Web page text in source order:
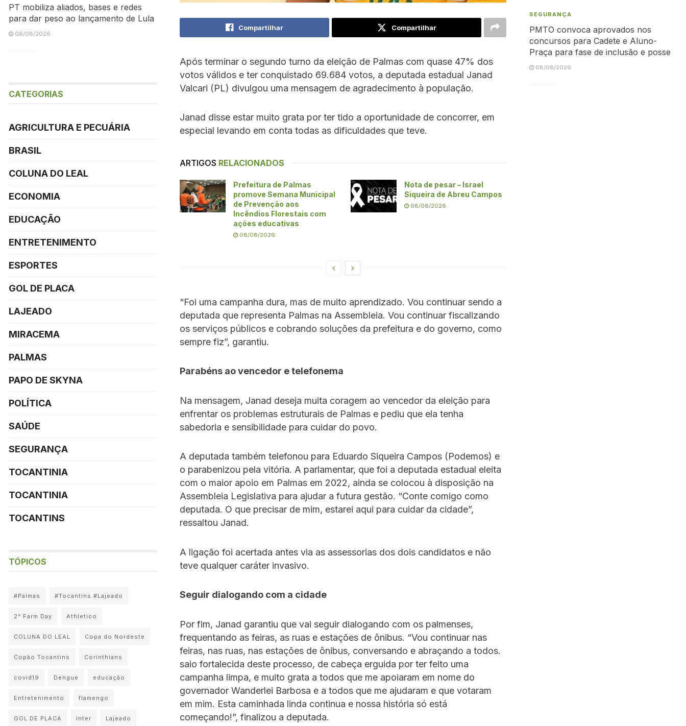
Compartilhar Compartilhar
Após terminar o segundo turno da eleição de Palmas com quase 47% dos
votos válidos e ter conquistado 69.684 votos, a deputada estadual Janad
Valcari (PL) divulgou uma mensagem de agradecimento à população.
Janad disse estar muito grata por ter tido a oportunidade de concorrer, em
especial levando em conta todas as dificuldades que teve.
ARTIGOS RELACIONADOS
Prefeitura de Palmas
promove Semana Municipal
de Prevenção aos
Incêndios Florestais com
ações educativas
08/08/2026
Nota de pesar – Israel
Siqueira de Abreu Campos
08/08/2026
“Foi uma campanha dura, mas de muito aprendizado. Vou continuar sendo a
deputada que representa Palmas na Assembleia. Vou continuar fiscalizando
os serviços públicos e cobrando soluções da prefeitura e do governo, como
sempre fiz”, garantiu.
Parabéns ao vencedor e telefonema
Na mensagem, Janad deseja muita coragem ao vencedor da eleição para
enfrentar os problemas estruturais de Palmas e pediu que ela tenha
sabedoria e sensibilidade para cuidar do povo.
A deputada também telefonou para Eduardo Siqueira Campos (Podemos) e
o parabenizou pela vitória. A parlamentar, que foi a deputada estadual eleita
com o maior apoio em Palmas em 2022, ainda se colocou à disposição na
Assembleia Legislativa para ajudar a futura gestão. “Conte comigo como
deputada. O que precisar de mim, estarei aqui para cuidar da cidade”,
ressaltou Janad.
A ligação foi acertada antes via as assessorias dos dois candidatos e não
teve qualquer caráter invasivo.
Seguir dialogando com a cidade
Por fim, Janad garantiu que vai seguir dialogando com os palmenses,
frequentando as feiras, as ruas e estações de ônibus. “Vou continuar nas
feiras, nas ruas, nas estações de ônibus, conversando e abraçando a todos.
saio fortalecida deste processo, de cabeça erguida por ter feito uma
campanha limpa, e muito grata a todos que me apoiaram em nome do
governador Wanderlei Barbosa e a todos que me ajudaram e que votaram
em mim. Esta caminhada linda continua e nossa história só está
começando!”, finalizou a deputada.
PT mobiliza aliados, bases e redes
para dar peso ao lançamento de Lula
08/08/2026
CATEGORIAS
AGRICULTURA E PECUÁRIA
BRASIL
COLUNA DO LEAL
ECONOMIA
EDUCAÇÃO
ENTRETENIMENTO
ESPORTES
GOL DE PLACA
LAJEADO
MIRACEMA
PALMAS
PAPO DE SKYNA
POLÍTICA
SAÚDE
SEGURANÇA
TOCANTINIA
TOCANTINIA
TOCANTINS
TÓPICOS
#Palmas #Tocantins #Lajeado
2° Farm Day Athletico
COLUNA DO LEAL Copa do Nordeste
Copão Tocantins Corinthians
covid19 Dengue educação
Entretenimento flamengo
GOL DE PLACA Inter Lajeado
SEGURANÇA
PMTO convoca aprovados nos
concursos para Cadete e Aluno-
Praça para fase de inclusão e posse
08/08/2026